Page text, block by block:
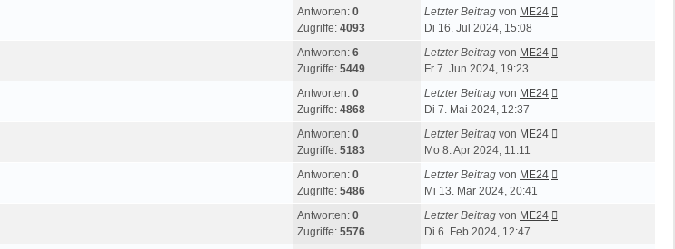
Antworten: 0
Zugriffe: 4093
Letzter Beitrag von ME24
Di 16. Jul 2024, 15:08
Antworten: 6
Zugriffe: 5449
Letzter Beitrag von ME24
Fr 7. Jun 2024, 19:23
Antworten: 0
Zugriffe: 4868
Letzter Beitrag von ME24
Di 7. Mai 2024, 12:37
Antworten: 0
Zugriffe: 5183
Letzter Beitrag von ME24
Mo 8. Apr 2024, 11:11
Antworten: 0
Zugriffe: 5486
Letzter Beitrag von ME24
Mi 13. Mär 2024, 20:41
Antworten: 0
Zugriffe: 5576
Letzter Beitrag von ME24
Di 6. Feb 2024, 12:47